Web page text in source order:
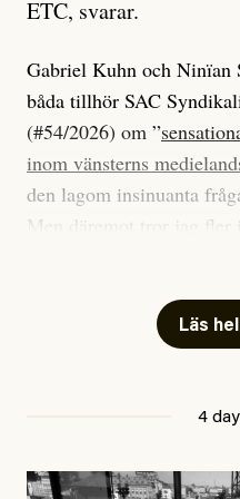
ETC, svarar.
Gabriel Kuhn och Ninïan
båda tillhör SAC
(#54/2026) om ”
inom vänsterns
den lagom insinuanta
Men däremot tror jag fler
journalistik som vänder
jaga inbördes beundran.
McGowan riktar sin
Läs
4